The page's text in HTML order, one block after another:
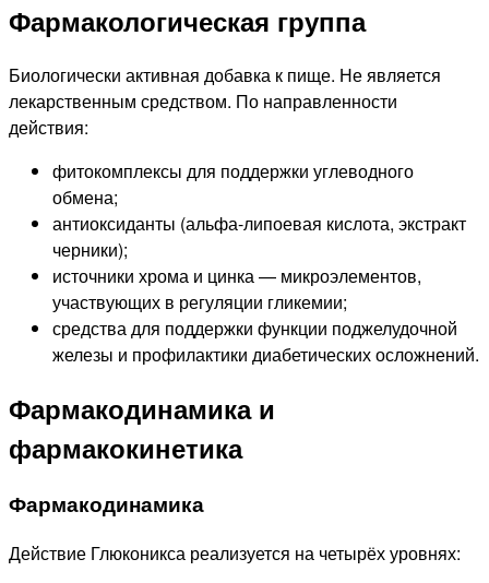
Фармакологическая группа
Биологически активная добавка к пище. Не является
лекарственным средством. По направленности
действия:
фитокомплексы для поддержки углеводного
обмена;
антиоксиданты (альфа-липоевая кислота, экстракт
черники);
источники хрома и цинка — микроэлементов,
участвующих в регуляции гликемии;
средства для поддержки функции поджелудочной
железы и профилактики диабетических осложнений.
Фармакодинамика и
фармакокинетика
Фармакодинамика
Действие Глюконикса реализуется на четырёх уровнях: